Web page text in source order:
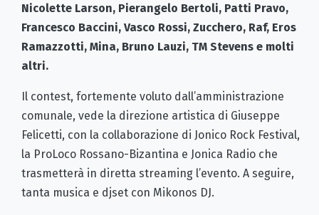
Nicolette Larson, Pierangelo Bertoli, Patti Pravo,
Francesco Baccini, Vasco Rossi, Zucchero, Raf, Eros
Ramazzotti, Mina, Bruno Lauzi, TM Stevens e molti
altri.
Il contest, fortemente voluto dall’amministrazione
comunale, vede la direzione artistica di Giuseppe
Felicetti, con la collaborazione di Jonico Rock Festival,
la ProLoco Rossano-Bizantina e Jonica Radio che
trasmetterà in diretta streaming l’evento. A seguire,
tanta musica e djset con Mikonos DJ.